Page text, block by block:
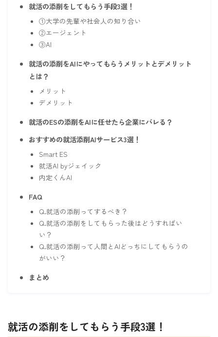
就活の添削をしてもらう手段3選！
①大学の先輩や社会人の知り合い
②エージェント
③AI
就活の添削をAIにやってもらうメリットとデメリット
とは？
メリット
デメリット
就活のESの添削をAIに任せたら企業にバレる？
おすすめの就活添削AIサービス3選！
Smart ES
就活AI byジェイック
内定くんAI
FAQ
Q.就活の添削ってするべき？
Q.就活の添削をしてもらった後はどうすればい
い？
Q.就活の添削って人間とAIどっちにしてもらうの
がいい？
まとめ
就活の添削をしてもらう手段3選！